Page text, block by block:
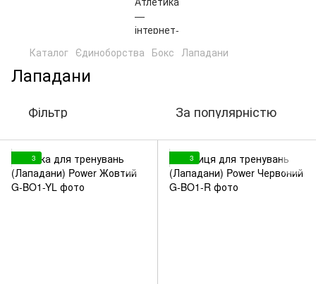
Каталог Єдиноборства Бокс Лападани
Лападани
Фільтр За популярністю
3 3